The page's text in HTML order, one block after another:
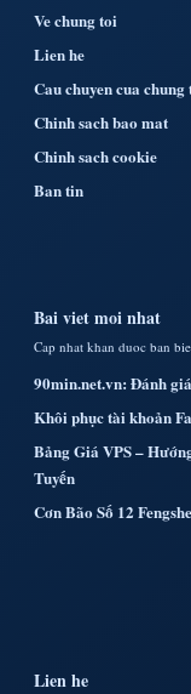
Ve chung toi
Lien he
Cau chuyen cua chung
Chinh sach bao mat
Chinh sach cookie
Ban tin
Bai viet moi nhat
Cap nhat khan duoc ban
90min.net.vn: Đánh
Khôi phục tài khoản
Bảng Giá VPS –
Tuyến
Cơn Bão Số 12
Lien he